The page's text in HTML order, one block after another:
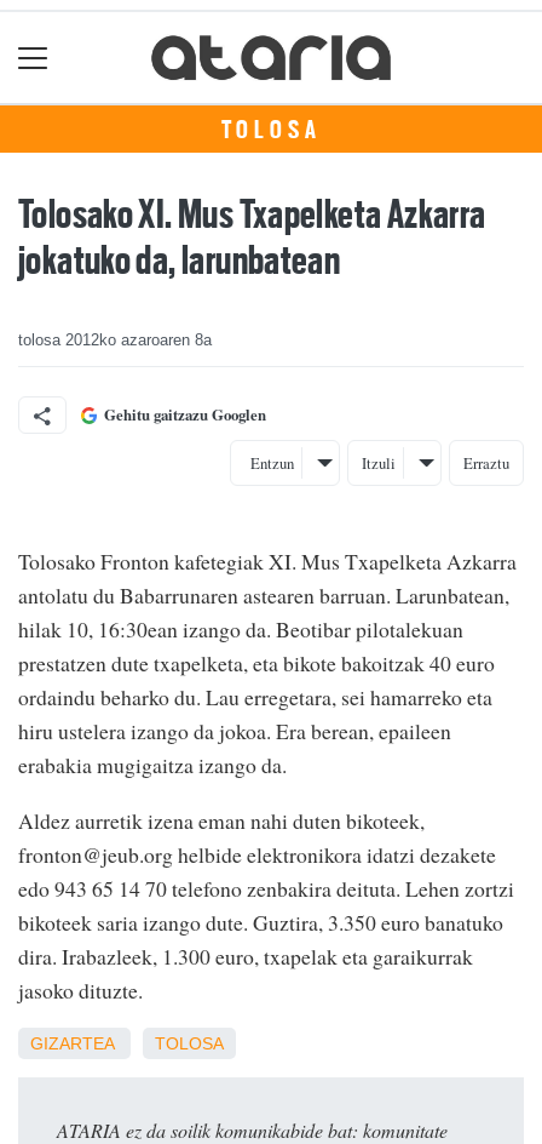
TOLOSA
Tolosako XI. Mus Txapelketa Azkarra
jokatuko da, larunbatean
tolosa 2012ko azaroaren 8a
Gehitu gaitzazu Googlen
Entzun Itzuli Erraztu
Tolosako Fronton kafetegiak XI. Mus Txapelketa Azkarra
antolatu du Babarrunaren astearen barruan. Larunbatean,
hilak 10, 16:30ean izango da. Beotibar pilotalekuan
prestatzen dute txapelketa, eta bikote bakoitzak 40 euro
ordaindu beharko du. Lau erregetara, sei hamarreko eta
hiru ustelera izango da jokoa. Era berean, epaileen
erabakia mugigaitza izango da.
Aldez aurretik izena eman nahi duten bikoteek,
fronton@jeub.org helbide elektronikora idatzi dezakete
edo 943 65 14 70 telefono zenbakira deituta. Lehen zortzi
bikoteek saria izango dute. Guztira, 3.350 euro banatuko
dira. Irabazleek, 1.300 euro, txapelak eta garaikurrak
jasoko dituzte.
GIZARTEA TOLOSA
ATARIA ez da soilik komunikabide bat: komunitate